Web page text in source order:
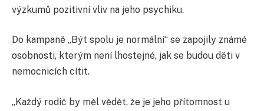
výzkumů pozitivní vliv na jeho psychiku.
Do kampaně „Být spolu je normální“ se zapojily známé
osobnosti, kterým není lhostejné, jak se budou děti v
nemocnicích cítit.
„Každý rodič by měl vědět, že je jeho přítomnost u